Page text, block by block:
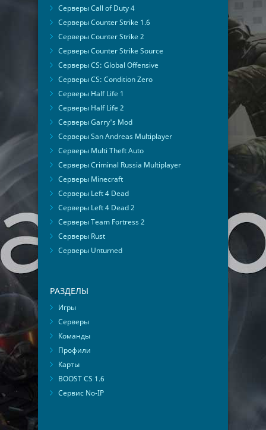
Серверы Call of Duty 4
Серверы Counter Strike 1.6
Серверы Counter Strike 2
Серверы Counter Strike Source
Серверы CS: Global Offensive
Серверы CS: Condition Zero
Серверы Half Life 1
Серверы Half Life 2
Серверы Garry's Mod
Серверы San Andreas Multiplayer
Серверы Multi Theft Auto
Серверы Criminal Russia Multiplayer
Серверы Minecraft
Серверы Left 4 Dead
Серверы Left 4 Dead 2
Серверы Team Fortress 2
Серверы Rust
Серверы Unturned
РАЗДЕЛЫ
Игры
Серверы
Команды
Профили
Карты
BOOST CS 1.6
Сервис No-IP